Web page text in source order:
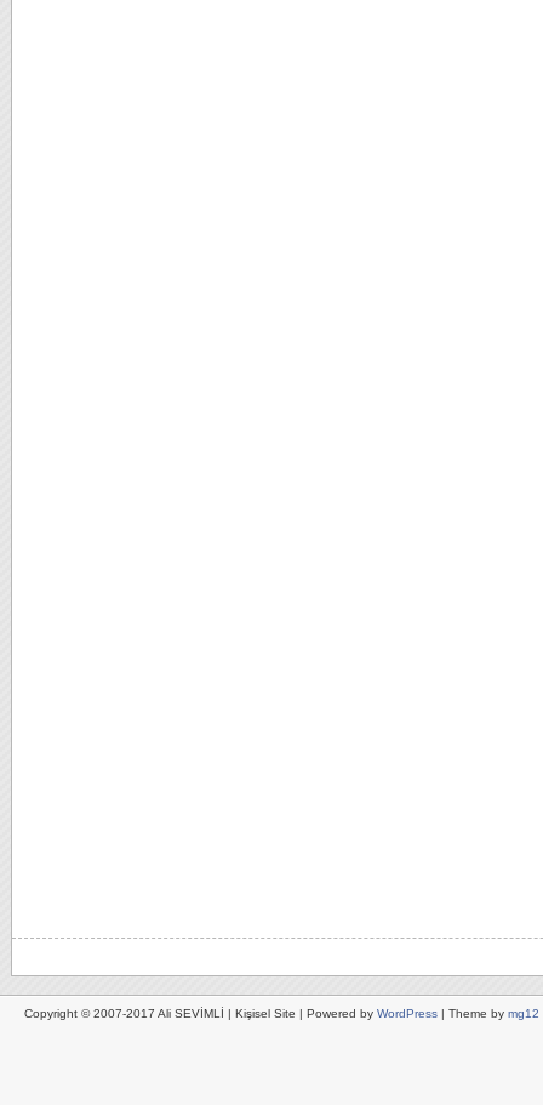
Copyright © 2007-2017 Ali SEVİMLİ | Kişisel Site | Powered by WordPress | Theme by mg12